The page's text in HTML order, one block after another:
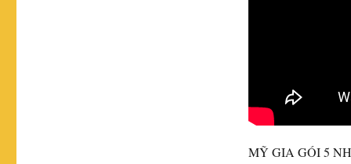
MỸ GIA GÓI 5